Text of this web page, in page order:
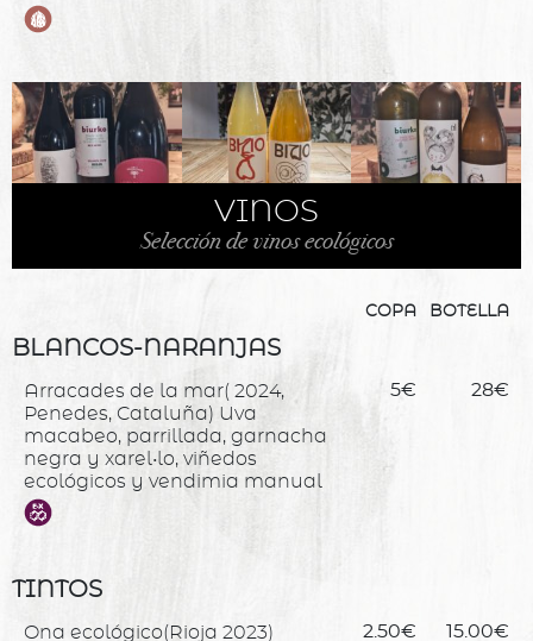
VINOS
Selección de vinos ecológicos
COPA BOTELLA
BLANCOS-NARANJAS
Arracades de la mar( 2024,
Penedes, Cataluña) Uva
macabeo, parrillada, garnacha
negra y xarel•lo, viñedos
ecológicos y vendimia manual
5€ 28€
TINTOS
Ona ecológico(Rioja 2023) 2.50€ 15.00€